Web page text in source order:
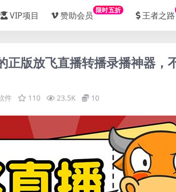
VIP项目 赞助会员 限时五折 王者之路
正版放飞直播转播录播神器，
件 110 23.5K 10